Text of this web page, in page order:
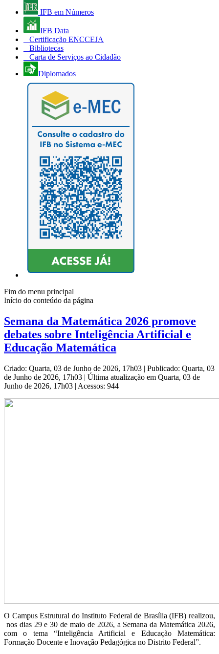
IFB em Números
IFB Data
Certificação ENCCEJA
Bibliotecas
Carta de Serviços ao Cidadão
Diplomados
Fim do menu principal
Início do conteúdo da página
Semana da Matemática 2026 promove
debates sobre Inteligência Artificial e
Educação Matemática
Criado: Quarta, 03 de Junho de 2026, 17h03 | Publicado: Quarta, 03
de Junho de 2026, 17h03 | Última atualização em Quarta, 03 de
Junho de 2026, 17h03 | Acessos: 944
O Campus Estrutural do Instituto Federal de Brasília (IFB) realizou,
nos dias 29 e 30 de maio de 2026, a Semana da Matemática 2026,
com o tema “Inteligência Artificial e Educação Matemática:
Formação Docente e Inovação Pedagógica no Distrito Federal”.